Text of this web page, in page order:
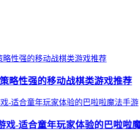
略性强的移动战棋类游戏推荐
戏-适合童年玩家体验的巴啦啦